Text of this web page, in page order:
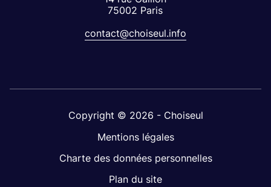
75002 Paris
contact@choiseul.info
Copyright © 2026 - Choiseul
Mentions légales
Charte des données personnelles
Plan du site